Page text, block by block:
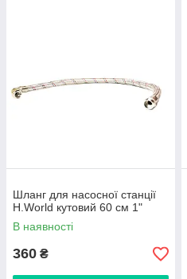
Шланг для насосної станції
H.World кутовий 60 см 1"
В наявності
360 ₴